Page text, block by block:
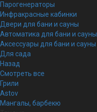
Парогенераторы
Инфракрасные кабинки
Двери для бани и сауны
Автоматика для бани и сауны
Аксессуары для бани и сауны
Для сада
Назад
Смотреть все
Грили
Astov
Мангалы, барбекю